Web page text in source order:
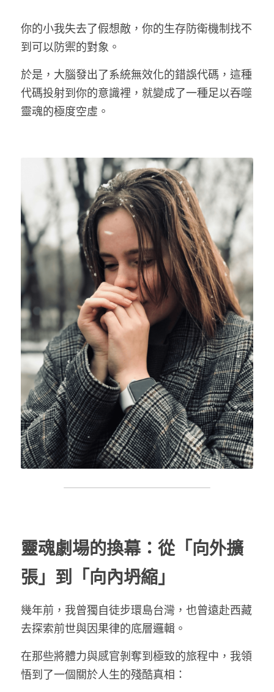
你的小我失去了假想敵，你的生存防衛機制找不
到可以防禦的對象。
於是，大腦發出了系統無效化的錯誤代碼，這種
代碼投射到你的意識裡，就變成了一種足以吞噬
靈魂的極度空虛。
靈魂劇場的換幕：從「向外擴
張」到「向內坍縮」
幾年前，我曾獨自徒步環島台灣，也曾遠赴西藏
去探索前世與因果律的底層邏輯。
在那些將體力與感官剝奪到極致的旅程中，我領
悟到了一個關於人生的殘酷真相：